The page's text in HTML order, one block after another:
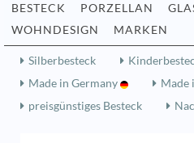
BESTECK
PORZELLAN
WOHNDESIGN
MARKEN
Silberbesteck
Made in Germany
Made
preisgünstiges Besteck